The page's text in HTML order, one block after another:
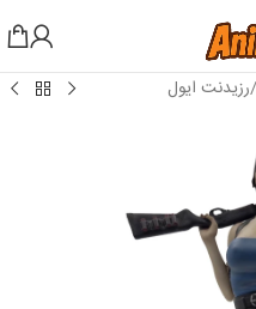
/رزیدنت ایول